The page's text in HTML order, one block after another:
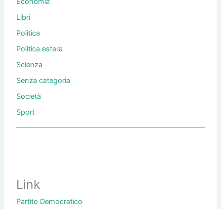
Libri
Politica
Politica estera
Scienza
Senza categoria
Società
Sport
Link
Partito Democratico